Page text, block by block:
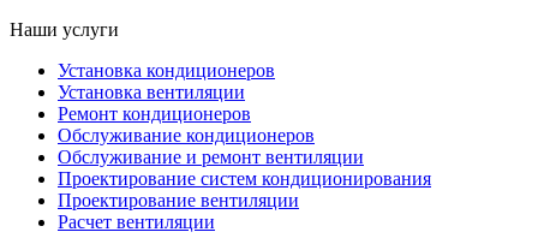
Наши услуги
Установка кондиционеров
Установка вентиляции
Ремонт кондиционеров
Обслуживание кондиционеров
Обслуживание и ремонт вентиляции
Проектирование систем кондиционирования
Проектирование вентиляции
Расчет вентиляции